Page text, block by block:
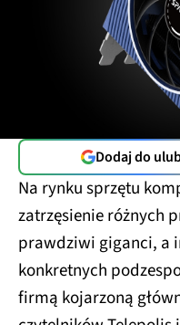
Dodaj do
Na rynku sprzętu
zatrzęsienie różnych
prawdziwi giganci, a
konkretnych
firmą kojarzoną